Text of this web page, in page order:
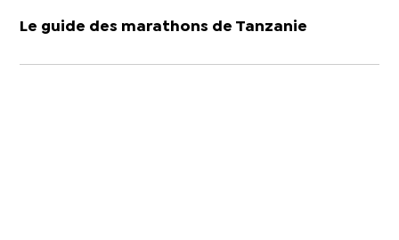
Le guide des marathons de Tanzanie